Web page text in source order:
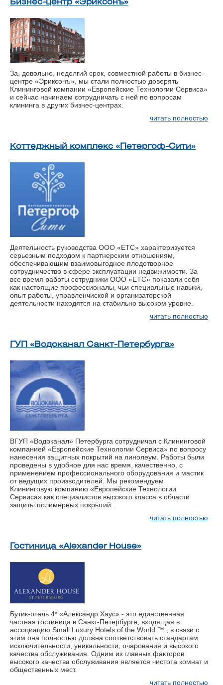
Бизнес-центр «Эриксонъ»
За, довольно, недолгий срок, совместной работы в бизнес-
центре «Эриксонъ», мы стали полностью доверять
Клининговой компании «Европейские Технологии Сервиса»
и сейчас начинаем сотрудничать с ней по вопросам
клининга в других бизнес-центрах.
читать полностью
Коттеджный комплекс «Петергоф-Сити»
Деятельность руководства ООО «ЕТС» характеризуется
серьезным подходом к партнерским отношениям,
обеспечивающим взаимовыгодное плодотворное
сотрудничество в сфере эксплуатации недвижимости. За
все время работы сотрудники ООО «ЕТС» показали себя
как настоящие профессионалы, чьи специальные навыки,
опыт работы, управленчиской и организаторской
деятельности находятся на стабильно высоком уровне.
читать полностью
ГУП «Водоканал Санкт-Петербурга»
ВГУП «Водоканал» Петербурга сотрудничал с Клининговой
компанией «Европейские Технологии Сервиса» по вопросу
нанесения защитных покрытий на линолеум. Работы были
проведены в удобное для нас время, качественно, с
применением профессионального оборудования и мастик
от ведущих производителей. Мы рекомендуем
Клининговую компанию «Европейские Технологии
Сервиса» как специалистов высокого класса в области
защиты полимерных покрытий.
читать полностью
Гостиница «Alexander House»
Бутик-отель 4* «Александр Хаус» - это единственная
частная гостиница в Санкт-Петербурге, входящая в
ассоциацию Small Luxury Hotels of the World ™ , в связи с
этим она полностью должна соответствовать стандартам
исключительности, уникальности, очарования и высокого
качества обслуживания. Одним из главных факторов
высокого качества обслуживания является чистота комнат и
общественных мест.
читать полностью